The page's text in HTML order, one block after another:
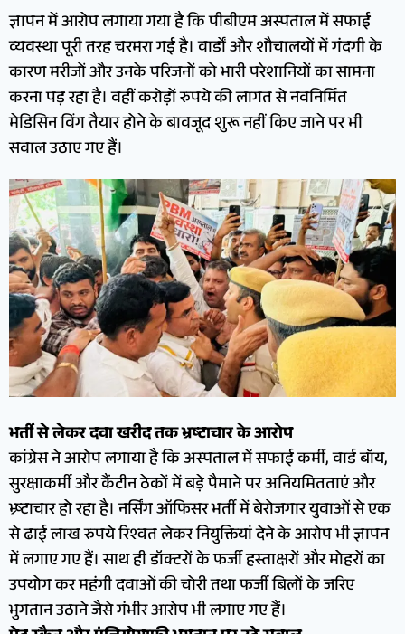
ज्ञापन में आरोप लगाया गया है कि पीबीएम अस्पताल में सफाई
व्यवस्था पूरी तरह चरमरा गई है। वार्डों और शौचालयों में गंदगी के
कारण मरीजों और उनके परिजनों को भारी परेशानियों का सामना
करना पड़ रहा है। वहीं करोड़ों रुपये की लागत से नवनिर्मित
मेडिसिन विंग तैयार होने के बावजूद शुरू नहीं किए जाने पर भी
सवाल उठाए गए हैं।
भर्ती से लेकर दवा खरीद तक भ्रष्टाचार के आरोप
कांग्रेस ने आरोप लगाया है कि अस्पताल में सफाई कर्मी, वार्ड बॉय,
सुरक्षाकर्मी और कैंटीन ठेकों में बड़े पैमाने पर अनियमितताएं और
भ्र्ष्टाचार हो रहा है। नर्सिंग ऑफिसर भर्ती में बेरोजगार युवाओं से एक
से ढाई लाख रुपये रिश्वत लेकर नियुक्तियां देने के आरोप भी ज्ञापन
में लगाए गए हैं। साथ ही डॉक्टरों के फर्जी हस्ताक्षरों और मोहरों का
उपयोग कर महंगी दवाओं की चोरी तथा फर्जी बिलों के जरिए
भुगतान उठाने जैसे गंभीर आरोप भी लगाए गए हैं।